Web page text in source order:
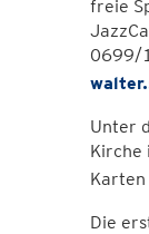
freie
0699/
Unter
Kirche
Die